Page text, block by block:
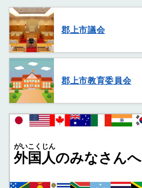
郡上市議会
郡上市教育委員会
外国人
がいこくじん
のみなさんへ